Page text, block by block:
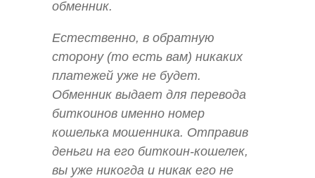
обменник.
Естественно, в обратную
сторону (то есть вам) никаких
платежей уже не будет.
Обменник выдает для перевода
биткоинов именно номер
кошелька мошенника. Отправив
деньги на его биткоин-кошелек,
вы уже никогда и никак его не